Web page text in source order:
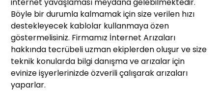
Böyle bir durumla kalmamak için size verilen hızı
destekleyecek kablolar kullanmaya özen
göstermelisiniz. Firmamız İnternet Arızaları
hakkında tecrübeli uzman ekiplerden oluşur ve size
teknik konularda bilgi danışma ve arızalar için
evinize işyerlerinizde özverili çalışarak arızaları
yaparlar.